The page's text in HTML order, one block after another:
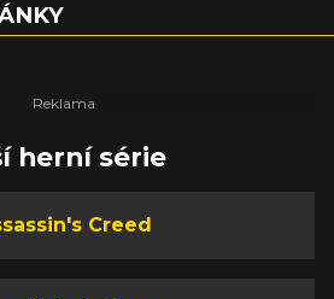
herní série
Creed